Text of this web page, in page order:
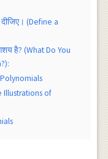
(Define a
है? (What Do You
Illustrations of